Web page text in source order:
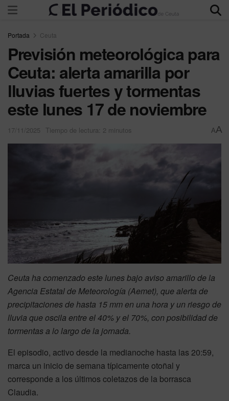
Portada Ceuta
Previsión meteorológica para
Ceuta: alerta amarilla por
lluvias fuertes y tormentas
este lunes 17 de noviembre
17/11/2025 Tiempo de lectura: 2 minutos AA
Ceuta ha comenzado este lunes bajo aviso amarillo de la
Agencia Estatal de Meteorología (Aemet), que alerta de
precipitaciones de hasta 15 mm en una hora y un riesgo de
lluvia que oscila entre el 40% y el 70%, con posibilidad de
tormentas a lo largo de la jornada.
El episodio, activo desde la medianoche hasta las 20:59,
marca un inicio de semana típicamente otoñal y
corresponde a los últimos coletazos de la borrasca
Claudia.